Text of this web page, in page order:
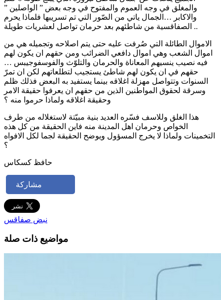
والمغلق في وجه العموم والمفتوح في وجه بعض ” الواصلين ”
والاكابر …الجمال ياتي من الصّور التي تم تسريبها فلماذا يحرم
الصفاقسية من شاطئهم بعد حرمان تواصل لعشريات طويلة ..
الاموال الطائلة التي صُرفت عليه حتى يتم اصلاحه وتجميله هي من
اموال الشعب وهي اموال دافعي الضرائب ومن حقهم ان يكون لهم
فيه نصيب ينسيهم المعاناة والحرمان والتلوّث والفوسفوجيبس …
حقهم في ان يكون لهم شاطئ يستجيب لتطلعاتهم لكن ان تمرّ
السنوات وتتواصل مهزلة اغلاقه بينما يستفيد به البعض فذلك ظلم
وسرقة لحقوق المواطنين الذين من حقهم ان يعرفوا حقيقة الامر
وحقيقة اغلاقه ولماذا حرموا منه ؟
هذا الغلق وللاسف فسّره العديد بنية مبيّتة لاستغلاله من طرف
الخواص وحرمان اهل المدينة منه فاين الحقيقة من كل هذه
التخمينات ولماذا لا يخرج المسؤول ويوضح الحقيقة لجما لكل الافواه
؟
حافظ كسكاس
مشاركة
نبض صفاقس
مواضيع ذات صلة